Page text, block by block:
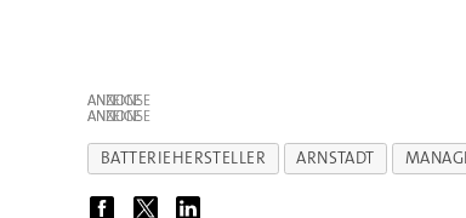
ANZEIGE
ANZEIGE
BATTERIEHERSTELLER ARNSTADT